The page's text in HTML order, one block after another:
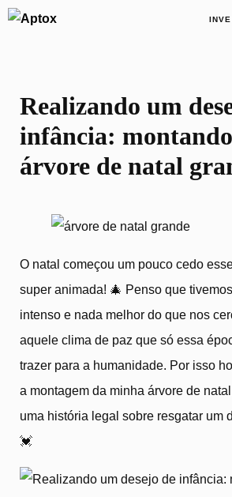
Realizando um
infância:
árvore de natal
O natal começou um pouco cedo
super animada! 🎄 Penso que
intenso e nada melhor do que nos
aquele clima de paz que só essa
trazer para a humanidade. Por isso
a montagem da minha árvore de
uma história legal sobre resgatar um
💓